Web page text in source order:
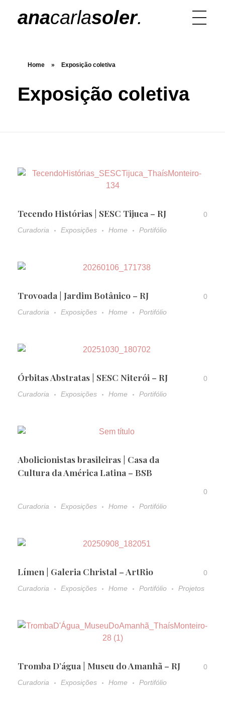
anacarlasoler.
Home » Exposição coletiva
Exposição coletiva
Tecendo Histórias | SESC Tijuca – RJ
0
Curadoria
Exposições Home Portifólio
Trovoada | Jardim Botânico – RJ
0
Curadoria
Exposições Home Portifólio
Órbitas Abstratas | SESC Niterói – RJ
0
Curadoria
Exposições Home Portifólio
Abolicionistas brasileiras | Casa da
Cultura da América Latina – BSB
0
Curadoria
Exposições Home Portifólio
Límen | Galeria Christal – ArtRio
0
Curadoria
Exposições Home Portifólio Projetos
Tromba D’água | Museu do Amanhã – RJ
0
Curadoria
Exposições Home Portifólio